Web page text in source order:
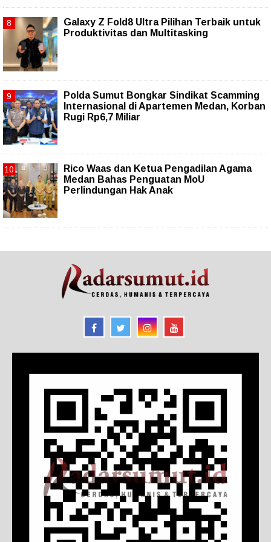
Galaxy Z Fold8 Ultra Pilihan Terbaik untuk
Produktivitas dan Multitasking
Polda Sumut Bongkar Sindikat Scamming
Internasional di Apartemen Medan, Korban
Rugi Rp6,7 Miliar
Rico Waas dan Ketua Pengadilan Agama
Medan Bahas Penguatan MoU
Perlindungan Hak Anak